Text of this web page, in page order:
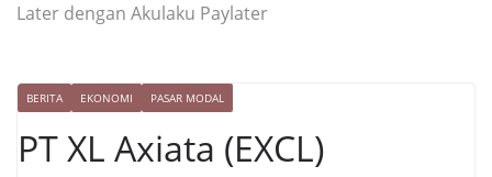
Later dengan Akulaku Paylater
BERITA EKONOMI PASAR MODAL
PT XL Axiata (EXCL)